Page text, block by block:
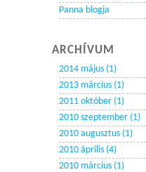
Panna blogja
ARCHÍVUM
2014 május (1)
2013 március (1)
2011 október (1)
2010 szeptember (1)
2010 augusztus (1)
2010 április (4)
2010 március (1)